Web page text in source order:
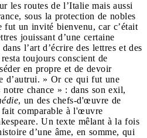
les routes de l’Italie mais aussi
sous la protection de nobles
fut un invité bienvenu, car c’était
jouissant d’une certaine
l’art d’écrire des lettres et des
toujours conscient de
en propre et de devoir
d’autrui. » Or ce qui fut une
chance » : dans son exil,
, un des chefs-d'œuvre de
comparable à l'œuvre
Un texte mêlant à la fois
d’une âme, en somme, qui